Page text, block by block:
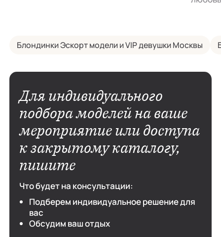
которые
платить за услуги
эскортницы. Правила для
о своем теле и здоровье — не
тема для обсуждения, а […]
просто
Блондинки Эскорт модели и VIP девушки Москвы
Для индивидуального
подбора моделей на ваше
мероприятие или доступа
к закрытому каталогу,
пишите
Что будет на консультации:
Подберем индивидуальное решение для
вас
Обсудим ваш отдых